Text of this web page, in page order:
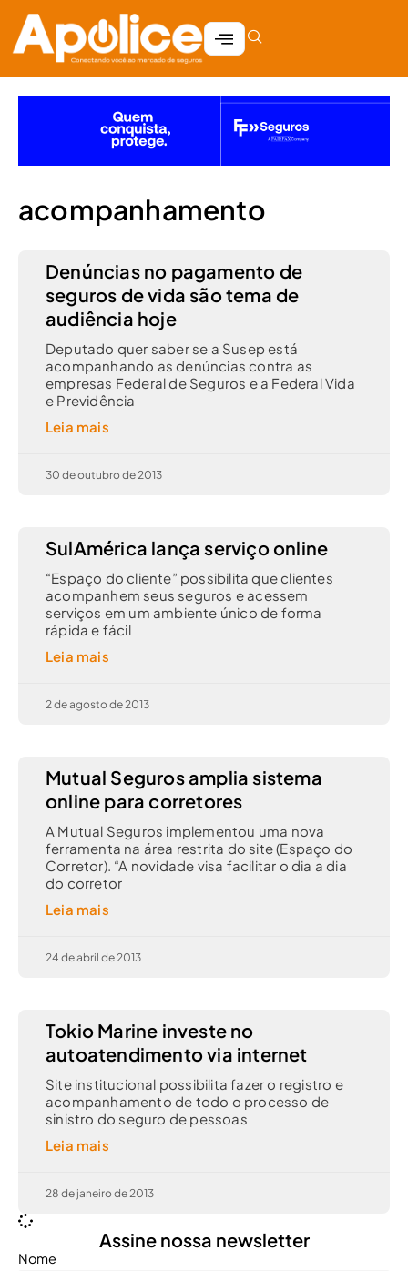
acompanhamento
Denúncias no pagamento de
seguros de vida são tema de
audiência hoje
Deputado quer saber se a Susep está
acompanhando as denúncias contra as
empresas Federal de Seguros e a Federal Vida
e Previdência
Leia mais
30 de outubro de 2013
SulAmérica lança serviço online
“Espaço do cliente” possibilita que clientes
acompanhem seus seguros e acessem
serviços em um ambiente único de forma
rápida e fácil
Leia mais
2 de agosto de 2013
Mutual Seguros amplia sistema
online para corretores
A Mutual Seguros implementou uma nova
ferramenta na área restrita do site (Espaço do
Corretor). “A novidade visa facilitar o dia a dia
do corretor
Leia mais
24 de abril de 2013
Tokio Marine investe no
autoatendimento via internet
Site institucional possibilita fazer o registro e
acompanhamento de todo o processo de
sinistro do seguro de pessoas
Leia mais
28 de janeiro de 2013
Assine nossa newsletter
Nome